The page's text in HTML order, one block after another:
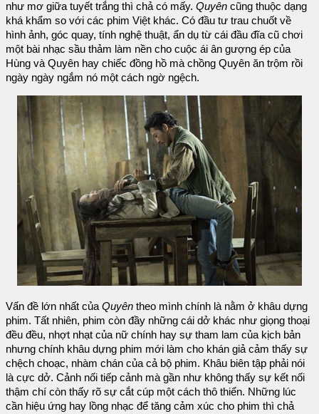
như mơ giữa tuyết trắng thì chả có mấy. Quyên cũng thuộc dạng
khá khẩm so với các phim Việt khác. Có đầu tư trau chuốt về
hình ảnh, góc quay, tính nghệ thuật, ẩn dụ từ cái đầu đĩa cũ chơi
một bài nhạc sầu thảm làm nền cho cuộc ái ân gượng ép của
Hùng và Quyên hay chiếc đồng hồ mà chồng Quyên ăn trộm rồi
ngày ngày ngắm nó một cách ngờ ngệch.
Vấn đề lớn nhất củaQuyên theo mình chính là nằm ở khâu dựng
phim. Tất nhiên, phim còn đầy những cái dở khác như giọng thoại
đều đều, nhợt nhạt của nữ chính hay sự tham lam của kịch bản
nhưng chính khâu dựng phim mới làm cho khán giả cảm thấy sự
chệch choạc, nhàm chán của cả bộ phim. Khâu biên tập phải nói
là cực dở. Cảnh nối tiếp cảnh mà gần như không thấy sự kết nối
thậm chí còn thấy rõ sự cắt cúp một cách thô thiển. Những lúc
cần hiệu ứng hay lồng nhạc để tăng cảm xúc cho phim thì chả